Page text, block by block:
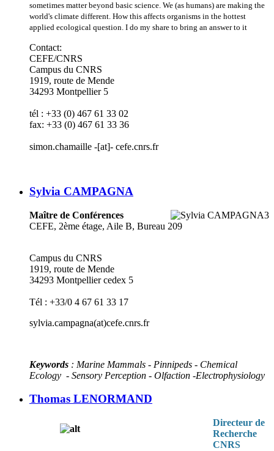
sometimes matter beyond basic science. We (as humans) are making the
world's climate different. How this affects organisms in the hottest
applied ecological question. I do my share to bring an answer to it
Contact:
CEFE/CNRS
Campus du CNRS
1919, route de Mende
34293 Montpellier 5
tél : +33 (0) 467 61 33 02
fax: +33 (0) 467 61 33 36
simon.chamaille -[at]- cefe.cnrs.fr
Sylvia CAMPAGNA
Maître de Conférences
CEFE, 2ème étage, Aile B, Bureau 209
Campus du CNRS
1919, route de Mende
34293 Montpellier cedex 5
Tél : +33/0 4 67 61 33 17
sylvia.campagna(at)cefe.cnrs.fr
Keywords : Marine Mammals - Pinnipeds - Chemical
Ecology - Sensory Perception - Olfaction -Electrophysiology
Thomas LENORMAND
Directeur de
Recherche
CNRS